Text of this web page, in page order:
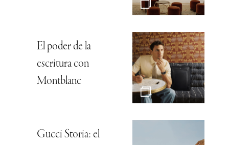
El poder de la
escritura con
Montblanc
Gucci Storia: el